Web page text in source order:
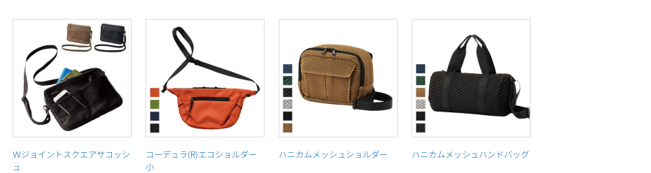
Ｗジョイントスクエアサコッシ
ュ
コーデュラ(R)エコショルダー
小
ハニカムメッシュショルダー ハニカムメッシュハンドバッグ